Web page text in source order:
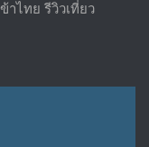
าไทย รีวิวเที่ยว